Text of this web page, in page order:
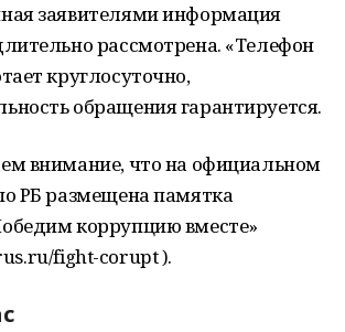
заявителями информация
рассмотрена. «Телефон
круглосуточно,
обращения гарантируется.
внимание, что на официальном
РБ размещена памятка
коррупцию вместе»
fight-corupt ).